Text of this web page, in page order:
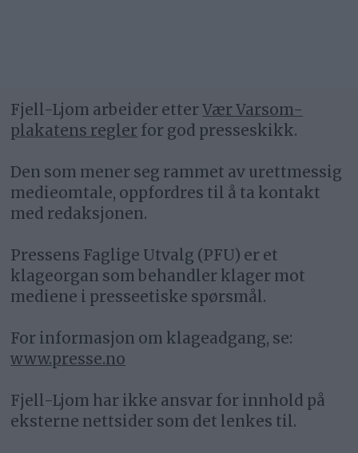
Fjell-Ljom arbeider etterVær Varsom-
plakatens regler for god presseskikk.
Den som mener seg rammet av urettmessig
medieomtale, oppfordres til å ta kontakt
med redaksjonen.
Pressens Faglige Utvalg (PFU) er et
klageorgan som behandler klager mot
mediene i presseetiske spørsmål.
For informasjon om klageadgang, se:
www.presse.no
Fjell-Ljom har ikke ansvar for innhold på
eksterne nettsider som det lenkes til.